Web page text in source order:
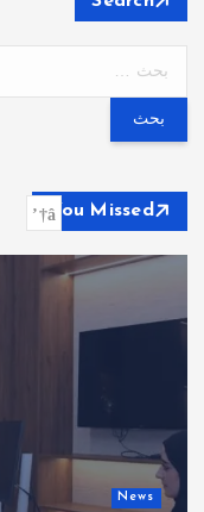
ح
ع
You Missed
News